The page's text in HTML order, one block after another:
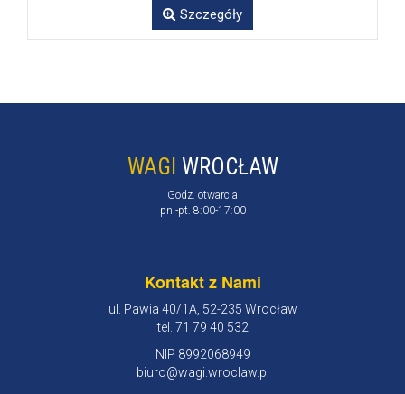
Szczegóły
WAGI WROCŁAW
Godz. otwarcia
pn.-pt. 8:00-17:00
Kontakt z Nami
ul. Pawia 40/1A, 52-235 Wrocław
tel. 71 79 40 532
NIP 8992068949
biuro@wagi.wroclaw.pl